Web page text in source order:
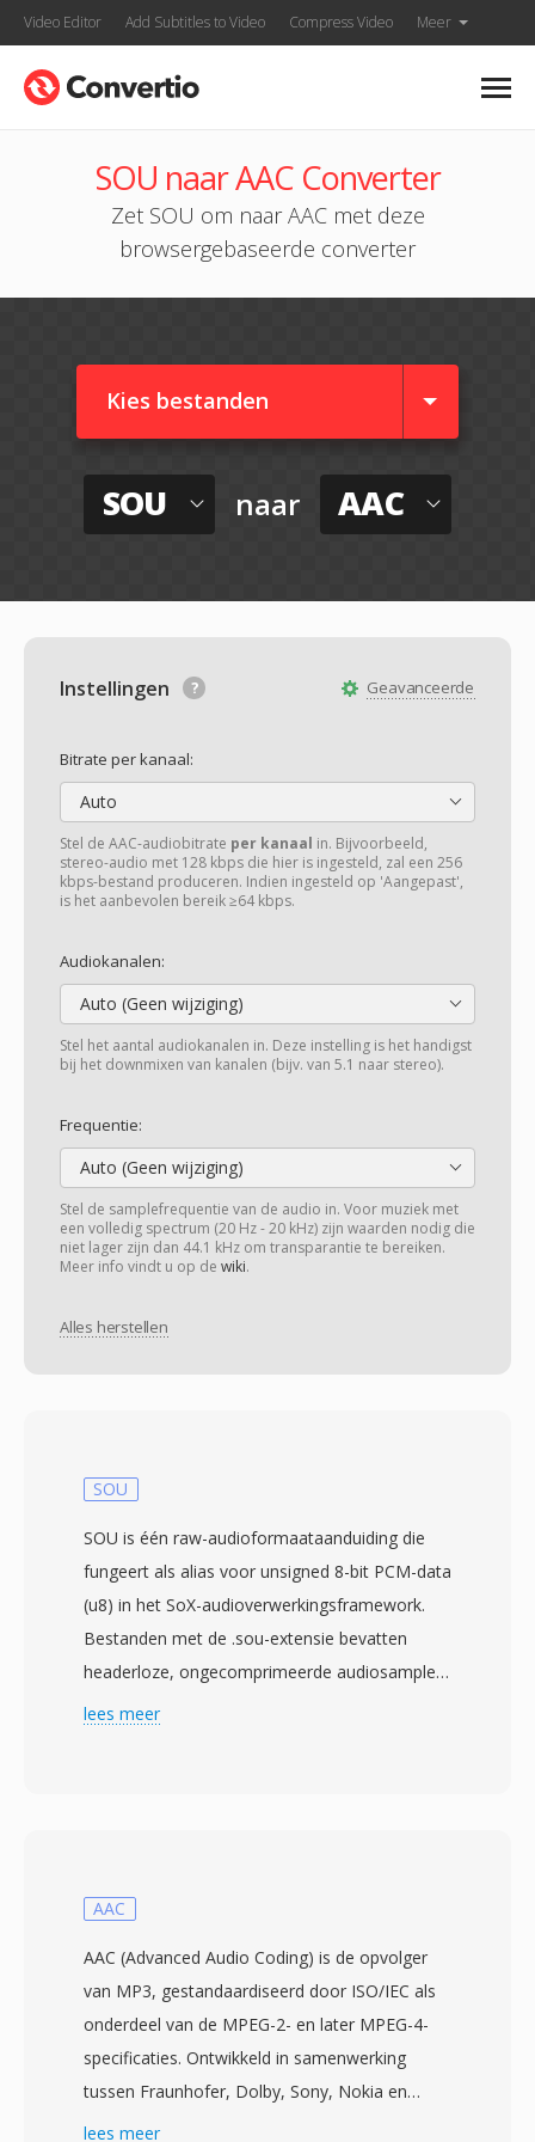
Video Editor Add Subtitles to Video Compress Video Meer
SOU naar AAC Converter
Zet SOU om naar AAC met deze
browsergebaseerde converter
Kies bestanden
SOU naar AAC
Geavanceerde
Instellingen
Bitrate per kanaal:
Auto
Stel de AAC-audiobitrate per kanaal in. Bijvoorbeeld,
stereo-audio met 128 kbps die hier is ingesteld, zal een 256
kbps-bestand produceren. Indien ingesteld op 'Aangepast',
is het aanbevolen bereik ≥64 kbps.
Audiokanalen:
Auto (Geen wijziging)
Stel het aantal audiokanalen in. Deze instelling is het handigst
bij het downmixen van kanalen (bijv. van 5.1 naar stereo).
Frequentie:
Auto (Geen wijziging)
Stel de samplefrequentie van de audio in. Voor muziek met
een volledig spectrum (20 Hz - 20 kHz) zijn waarden nodig die
niet lager zijn dan 44.1 kHz om transparantie te bereiken.
Meer info vindt u op de wiki.
Alles herstellen
SOU
SOU is één raw-audioformaataanduiding die
fungeert als alias voor unsigned 8-bit PCM-data
(u8) in het SoX-audioverwerkingsframework.
Bestanden met de .sou-extensie bevatten
headerloze, ongecomprimeerde audiosamples
opgeslagen als unsigned 8-bit integers — elke
worden opgegeven. De standaardaanname is
elke frequentie kan vertegenwoordigen die de
opnamehardware ondersteunde. De u8-
de eenvoudigst mogelijke digitale
audiorepresentaties, daterend van voor
lees meer
AAC
AAC (Advanced Audio Coding) is de opvolger
van MP3, gestandaardiseerd door ISO/IEC als
onderdeel van de MPEG-2- en later MPEG-4-
specificaties. Ontwikkeld in samenwerking
tussen Fraunhofer, Dolby, Sony, Nokia en
AT&amp;T, levert AAC één superieure
lees meer